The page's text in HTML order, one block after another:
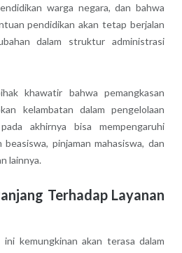
warga negara, dan bahwa
pendidikan akan tetap berjalan
dalam struktur administrasi
khawatir bahwa pemangkasan
kelambatan dalam pengelolaan
akhirnya bisa mempengaruhi
pinjaman mahasiswa, dan
lainnya.
Terhadap Layanan
kemungkinan akan terasa dalam